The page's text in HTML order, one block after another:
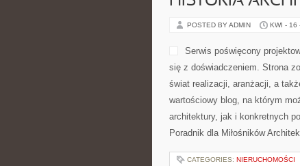
CATEGORIES: NIERUCHOMOŚCI
HISTORIA